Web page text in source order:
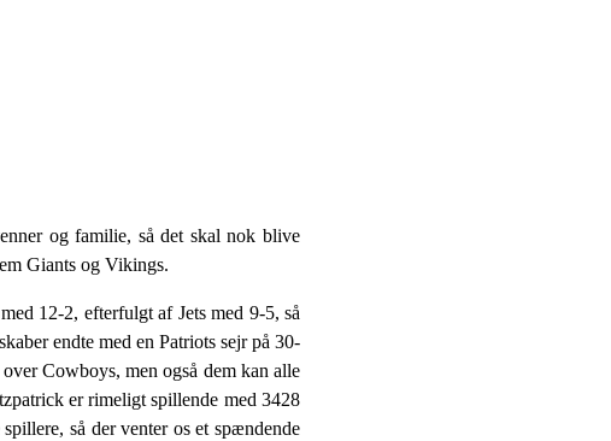
og familie, så det skal nok blive
Giants og Vikings.
12-2, efterfulgt af Jets med 9-5, så
endte med en Patriots sejr på 30-
Cowboys, men også dem kan alle
er rimeligt spillende med 3428
så der venter os et spændende